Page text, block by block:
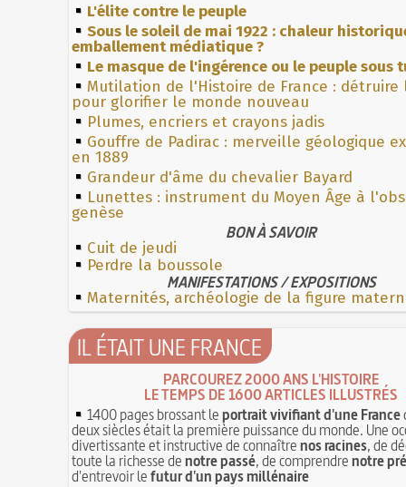
L'élite contre le peuple
Sous le soleil de mai 1922 : chaleur
emballement médiatique ?
Le masque de l'ingérence ou le peuple sous
Mutilation de l'Histoire de France : détruire
pour glorifier le monde nouveau
Plumes, encriers et crayons jadis
Gouffre de Padirac : merveille géologique
en 1889
Grandeur d'âme du chevalier Bayard
Lunettes : instrument du Moyen Âge à
genèse
BON À SAVOIR
Cuit de jeudi
Perdre la boussole
MANIFESTATIONS / EXPOSITIONS
Maternités, archéologie de la figure
IL ÉTAIT UNE FRANCE
PARCOUREZ 2000 ANS L'HISTOIRE
LE TEMPS DE 1600 ARTICLES ILLUSTRÉS
1400 pages brossant leportrait vivifiant d'une France
deux siècles était la première puissance du monde. Une
divertissante et instructive de connaîtrenos racines, de
toute la richesse denotre passé, de comprendrenotre
d'entrevoir lefutur d'un pays millénaire